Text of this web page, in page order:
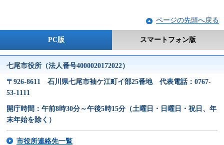
ページの先頭へ戻る
PC版 スマートフォン版
七尾市役所（法人番号4000020172022）
〒926-8611 石川県七尾市袖ケ江町イ部25番地 代表電話：0767-
53-1111
開庁時間：午前8時30分～午後5時15分（土曜日・日曜日・祝日、年
末年始を除く）
市役所連絡先一覧